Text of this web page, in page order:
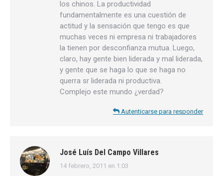
los chinos. La productividad
fundamentalmente es una cuestión de
actitud y la sensación que tengo es que
muchas veces ni empresa ni trabajadores
la tienen por desconfianza mutua. Luego,
claro, hay gente bien liderada y mal liderada,
y gente que se haga lo que se haga no
querra sr liderada ni productiva.
Complejo este mundo ¿verdad?
Autenticarse para responder
José Luís Del Campo Villares
dice:
14 febrero, 2011 en 1:03